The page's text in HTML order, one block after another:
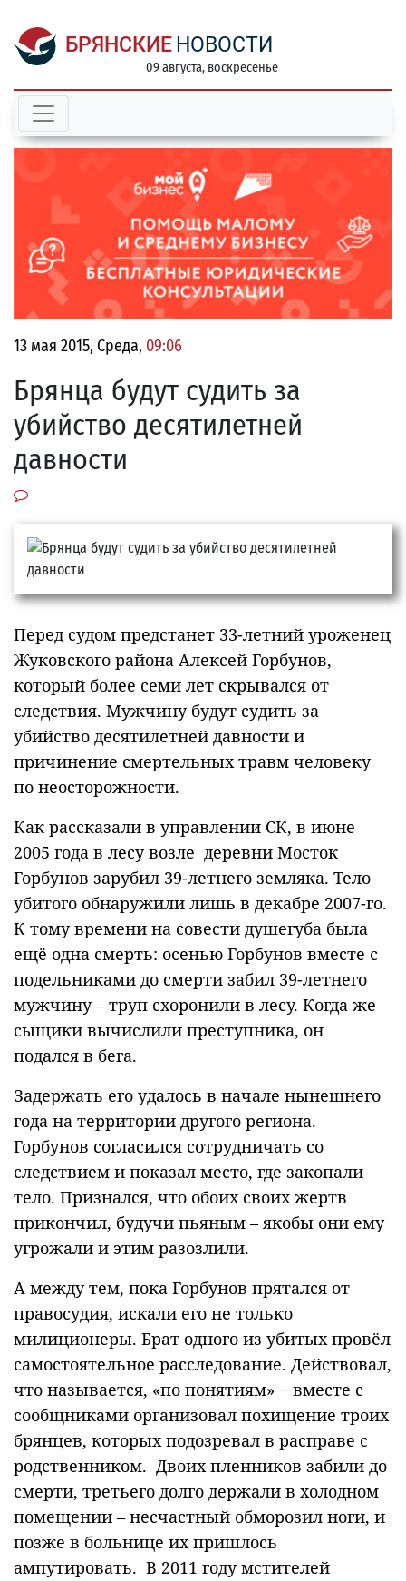
БРЯНСКИЕ НОВОСТИ
09 августа, воскресенье
13 мая 2015, Среда, 09:06
Брянца будут судить за
убийство десятилетней
давности
Перед судом предстанет 33-летний уроженец
Жуковского района Алексей Горбунов,
который более семи лет скрывался от
следствия. Мужчину будут судить за
убийство десятилетней давности и
причинение смертельных травм человеку
по неосторожности.
Как рассказали в управлении СК, в июне
2005 года в лесу возле деревни Мосток
Горбунов зарубил 39-летнего земляка. Тело
убитого обнаружили лишь в декабре 2007-го.
К тому времени на совести душегуба была
ещё одна смерть: осенью Горбунов вместе с
подельниками до смерти забил 39-летнего
мужчину – труп схоронили в лесу. Когда же
сыщики вычислили преступника, он
подался в бега.
Задержать его удалось в начале нынешнего
года на территории другого региона.
Горбунов согласился сотрудничать со
следствием и показал место, где закопали
тело. Признался, что обоих своих жертв
прикончил, будучи пьяным – якобы они ему
угрожали и этим разозлили.
А между тем, пока Горбунов прятался от
правосудия, искали его не только
милиционеры. Брат одного из убитых провёл
самостоятельное расследование. Действовал,
что называется, «по понятиям» − вместе с
сообщниками организовал похищение троих
брянцев, которых подозревал в расправе с
родственником. Двоих пленников забили до
смерти, третьего долго держали в холодном
помещении – несчастный обморозил ноги, и
позже в больнице их пришлось
ампутировать. В 2011 году мстителей